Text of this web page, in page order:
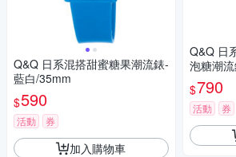
Q&Q 日系混搭甜蜜糖果潮流錶-
藍白/35mm
$590
活動 券
加入購物車
Q&Q 日
泡糖潮
$790
活動 券